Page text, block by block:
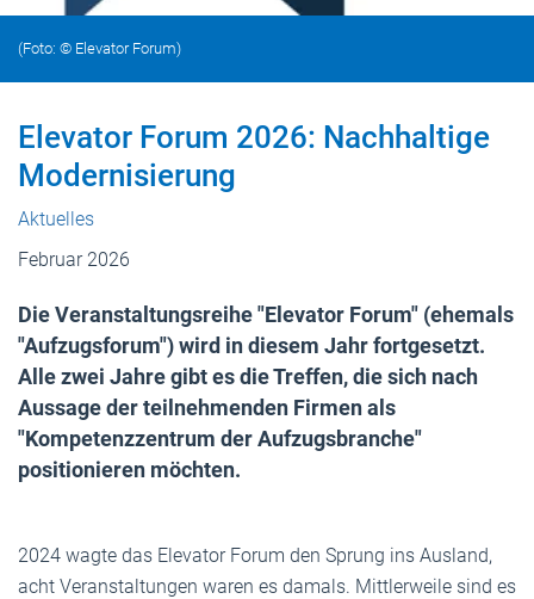
(Foto: © Elevator Forum)
Elevator Forum 2026: Nachhaltige
Modernisierung
Aktuelles
Februar 2026
Die Veranstaltungsreihe "Elevator Forum" (ehemals
"Aufzugsforum") wird in diesem Jahr fortgesetzt.
Alle zwei Jahre gibt es die Treffen, die sich nach
Aussage der teilnehmenden Firmen als
"Kompetenzzentrum der Aufzugsbranche"
positionieren möchten.
2024 wagte das Elevator Forum den Sprung ins Ausland,
acht Veranstaltungen waren es damals. Mittlerweile sind es